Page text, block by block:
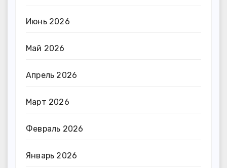
Июнь 2026
Май 2026
Апрель 2026
Март 2026
Февраль 2026
Январь 2026